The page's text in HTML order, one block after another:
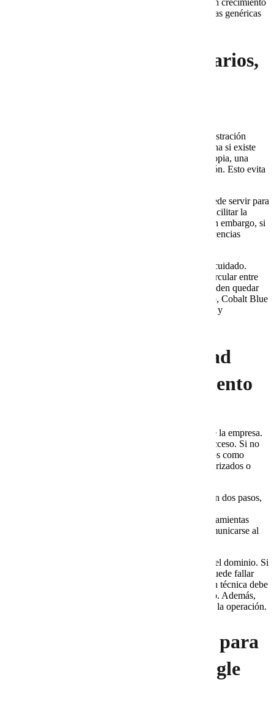
. Una empresa en crecimiento
no puede depender únicamente de tutoriales o respuestas genéricas
5. Administración de usuarios,
Una de las ventajas de Google Workspace es la administración
centralizada. Sin embargo, esa ventaja solo se aprovecha si existe
orden. Además, cada usuario debe tener una cuenta propia, una
licencia adecuada y permisos definidos según su función. Esto evita
También se deben revisar grupos y alias. Un grupo puede servir para
distribuir mensajes a varias personas. Un alias puede facilitar la
recepción de correos sin crear una cuenta adicional. Sin embargo, si
no se entiende la diferencia, la empresa puede pagar licencias
Asimismo, los permisos en Drive deben revisarse con cuidado.
Cuando una empresa crece, los archivos empiezan a circular entre
áreas. Si no hay reglas claras, algunos documentos pueden quedar
expuestos o perderse entre carpetas personales. Por eso, Cobalt Blue
Web puede ayudar a ordenar usuarios, grupos, accesos y
6. Seguridad y continuidad
para empresas en crecimiento
La seguridad se vuelve más importante conforme crece la empresa.
Además, cada nuevo usuario representa un punto de acceso. Si no
se activan controles adecuados, pueden aparecer riesgos como
contraseñas débiles, sesiones abiertas, reenvíos no autorizados o
Google Workspace permite implementar verificación en dos pasos,
administración de dispositivos. Sin embargo, estas herramientas
deben configurarse correctamente. También deben comunicarse al
La continuidad también depende de la configuración del dominio. Si
los registros DNS están mal administrados, el correo puede fallar
aunque las licencias estén activas. Por eso, una revisión técnica debe
incluir entregabilidad, autenticación y pruebas de envío. Además,
debe existir un plan para atender incidentes sin detener la operación.
7. Cómo elegir proveedor para
correo empresarial y Google